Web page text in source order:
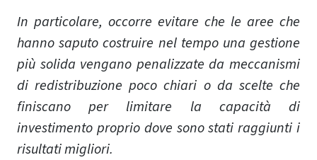
In particolare, occorre evitare che le aree che
hanno saputo costruire nel tempo una gestione
più solida vengano penalizzate da meccanismi
di redistribuzione poco chiari o da scelte che
finiscano per limitare la capacità di
investimento proprio dove sono stati raggiunti i
risultati migliori.